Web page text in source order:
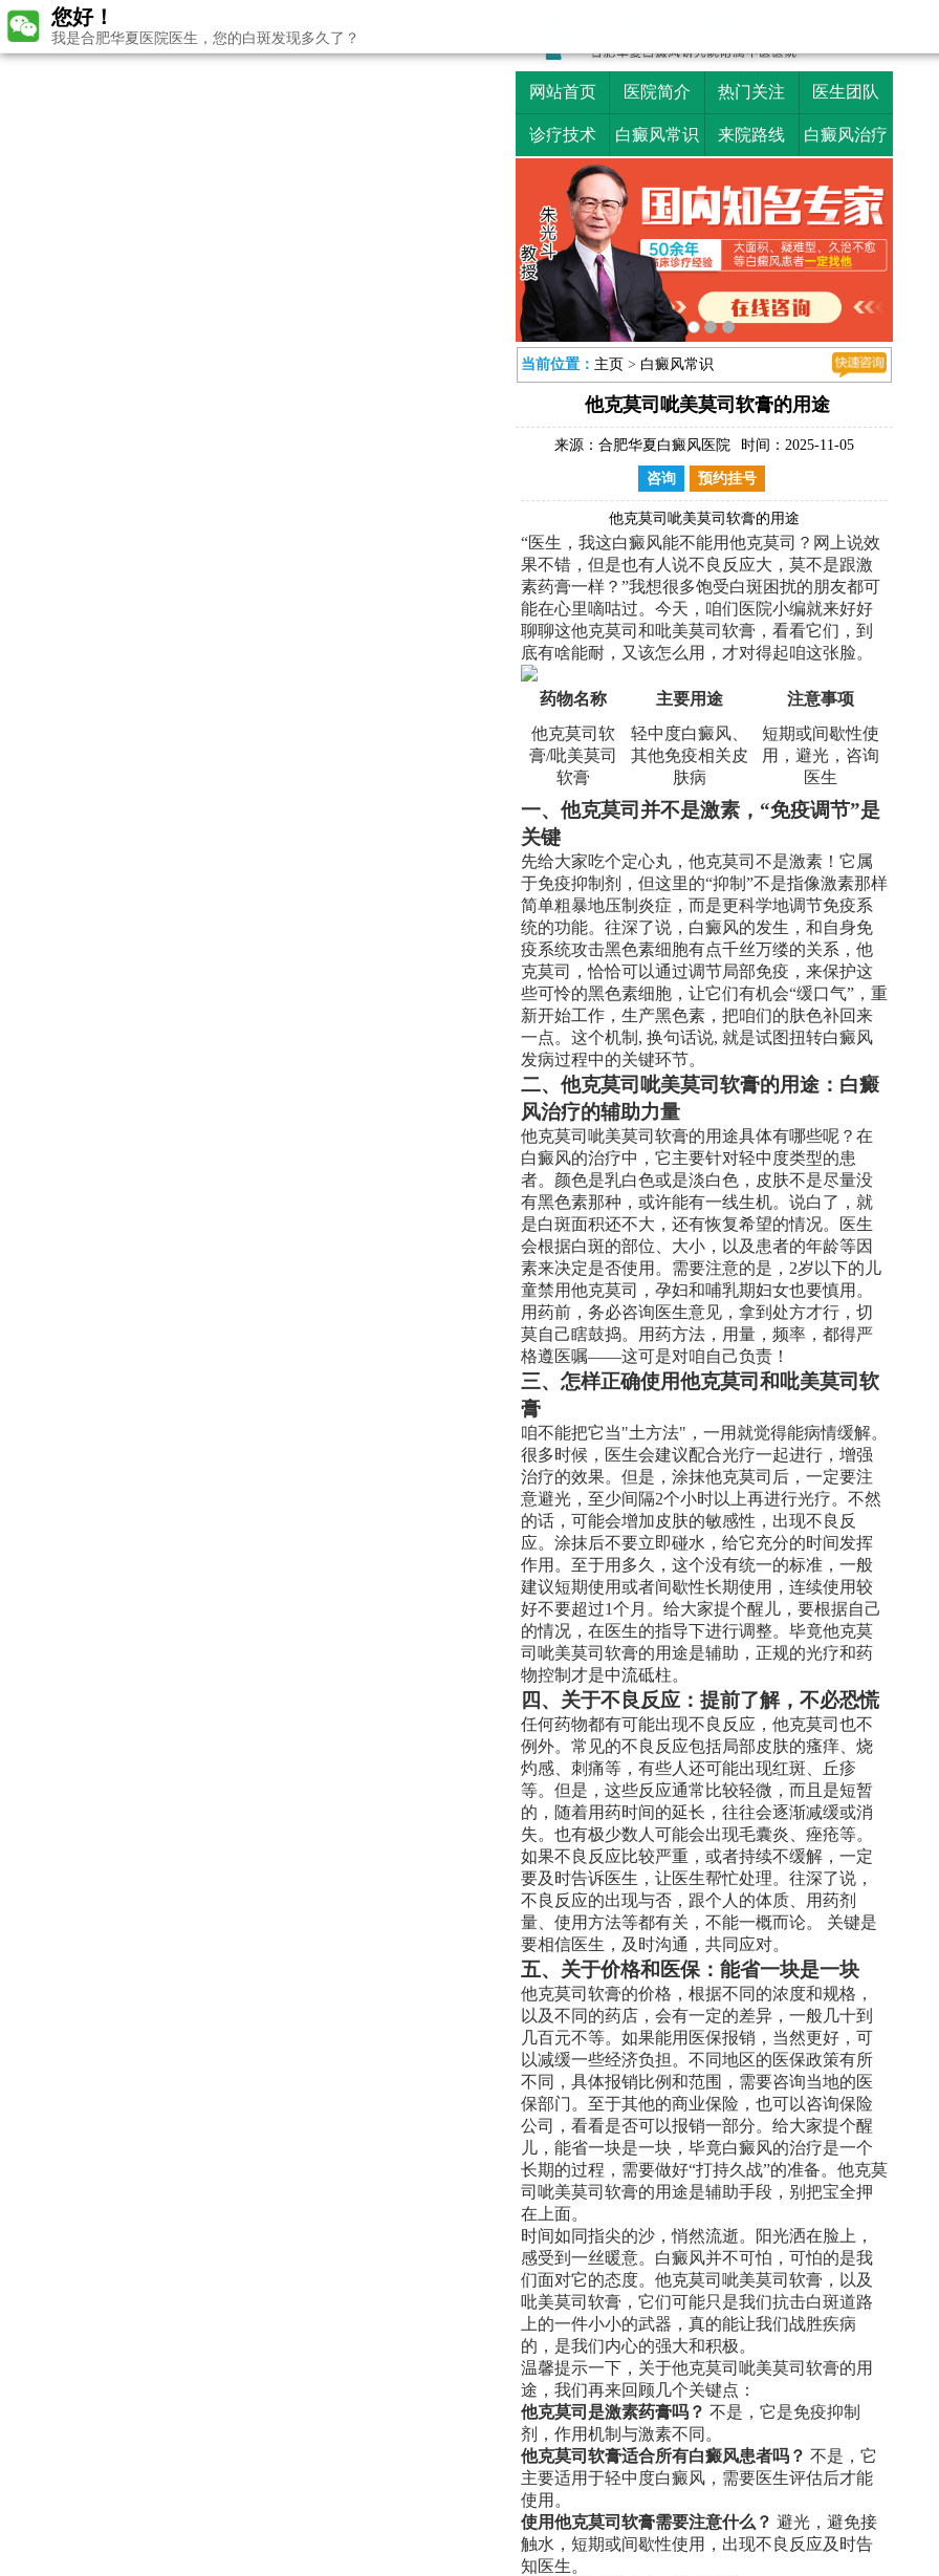
网站首页 医院简介 热门关注 医生团队
诊疗技术 白癜风常识 来院路线 白癜风治疗
当前位置： 主页 > 白癜风常识
他克莫司呲美莫司软膏的用途
来源： 合肥华夏白癜风医院 时间：2025-11-05
咨询 预约挂号
他克莫司呲美莫司软膏的用途
“医生，我这白癜风能不能用他克莫司？网上说效
果不错，但是也有人说不良反应大，莫不是跟激
素药膏一样？”我想很多饱受白斑困扰的朋友都可
能在心里嘀咕过。今天，咱们医院小编就来好好
聊聊这他克莫司和吡美莫司软膏，看看它们，到
底有啥能耐，又该怎么用，才对得起咱这张脸。
药物名称 主要用途
注意事项
他克莫司软
膏/吡美莫司
软膏
轻中度白癜风、
其他免疫相关皮
肤病
短期或间歇性使
用，避光，咨询
医生
一、他克莫司并不是激素，“免疫调节”是
关键
先给大家吃个定心丸，他克莫司不是激素！它属
于免疫抑制剂，但这里的“抑制”不是指像激素那样
简单粗暴地压制炎症，而是更科学地调节免疫系
统的功能。往深了说，白癜风的发生，和自身免
疫系统攻击黑色素细胞有点千丝万缕的关系，他
克莫司，恰恰可以通过调节局部免疫，来保护这
些可怜的黑色素细胞，让它们有机会“缓口气”，重
新开始工作，生产黑色素，把咱们的肤色补回来
一点。这个机制, 换句话说, 就是试图扭转白癜风
发病过程中的关键环节。
二、他克莫司呲美莫司软膏的用途：白癜
风治疗的辅助力量
他克莫司呲美莫司软膏的用途具体有哪些呢？在
白癜风的治疗中，它主要针对轻中度类型的患
者。颜色是乳白色或是淡白色，皮肤不是尽量没
有黑色素那种，或许能有一线生机。说白了，就
是白斑面积还不大，还有恢复希望的情况。医生
会根据白斑的部位、大小，以及患者的年龄等因
素来决定是否使用。需要注意的是，2岁以下的儿
童禁用他克莫司，孕妇和哺乳期妇女也要慎用。
用药前，务必咨询医生意见，拿到处方才行，切
莫自己瞎鼓捣。用药方法，用量，频率，都得严
格遵医嘱——这可是对咱自己负责！
三、怎样正确使用他克莫司和吡美莫司软
膏
咱不能把它当"土方法"，一用就觉得能病情缓解。
很多时候，医生会建议配合光疗一起进行，增强
治疗的效果。但是，涂抹他克莫司后，一定要注
意避光，至少间隔2个小时以上再进行光疗。不然
的话，可能会增加皮肤的敏感性，出现不良反
应。涂抹后不要立即碰水，给它充分的时间发挥
作用。至于用多久，这个没有统一的标准，一般
建议短期使用或者间歇性长期使用，连续使用较
好不要超过1个月。给大家提个醒儿，要根据自己
的情况，在医生的指导下进行调整。毕竟他克莫
司呲美莫司软膏的用途是辅助，正规的光疗和药
物控制才是中流砥柱。
四、关于不良反应：提前了解，不必恐慌
任何药物都有可能出现不良反应，他克莫司也不
例外。常见的不良反应包括局部皮肤的瘙痒、烧
灼感、刺痛等，有些人还可能出现红斑、丘疹
等。但是，这些反应通常比较轻微，而且是短暂
的，随着用药时间的延长，往往会逐渐减缓或消
失。也有极少数人可能会出现毛囊炎、痤疮等。
如果不良反应比较严重，或者持续不缓解，一定
要及时告诉医生，让医生帮忙处理。往深了说，
不良反应的出现与否，跟个人的体质、用药剂
量、使用方法等都有关，不能一概而论。 关键是
要相信医生，及时沟通，共同应对。
五、关于价格和医保：能省一块是一块
他克莫司软膏的价格，根据不同的浓度和规格，
以及不同的药店，会有一定的差异，一般几十到
几百元不等。如果能用医保报销，当然更好，可
以减缓一些经济负担。不同地区的医保政策有所
不同，具体报销比例和范围，需要咨询当地的医
保部门。至于其他的商业保险，也可以咨询保险
公司，看看是否可以报销一部分。给大家提个醒
儿，能省一块是一块，毕竟白癜风的治疗是一个
长期的过程，需要做好“打持久战”的准备。他克莫
司呲美莫司软膏的用途是辅助手段，别把宝全押
在上面。
时间如同指尖的沙，悄然流逝。阳光洒在脸上，
感受到一丝暖意。白癜风并不可怕，可怕的是我
们面对它的态度。他克莫司呲美莫司软膏，以及
吡美莫司软膏，它们可能只是我们抗击白斑道路
上的一件小小的武器，真的能让我们战胜疾病
的，是我们内心的强大和积极。
温馨提示一下，关于他克莫司呲美莫司软膏的用
途，我们再来回顾几个关键点：
他克莫司是激素药膏吗？ 不是，它是免疫抑制
剂，作用机制与激素不同。
他克莫司软膏适合所有白癜风患者吗？ 不是，它
主要适用于轻中度白癜风，需要医生评估后才能
使用。
使用他克莫司软膏需要注意什么？ 避光，避免接
触水，短期或间歇性使用，出现不良反应及时告
知医生。
您好！
我是合肥华夏医院医生，您的白斑发现多久了？